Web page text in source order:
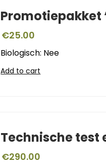
Promotiepakket
€25.00
Biologisch: Nee
Add to cart
Technische test
€290.00